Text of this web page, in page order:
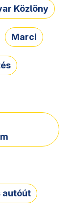
Közlöny
Marci
autóút